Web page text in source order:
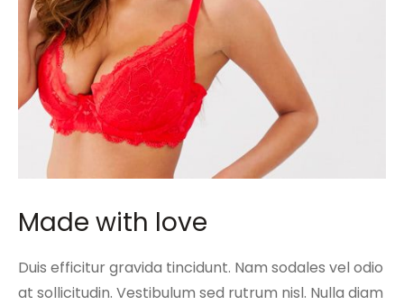
Made with love
Duis efficitur gravida tincidunt. Nam sodales vel odio
at sollicitudin. Vestibulum sed rutrum nisl. Nulla diam